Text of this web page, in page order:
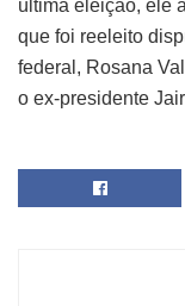
última eleição, ele
que foi reeleito
federal, Rosana
o ex-presidente